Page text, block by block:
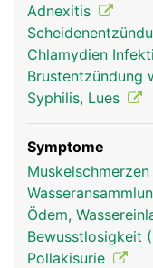
zur Ausscheidung
Geschlechtsorgane
Frau
Adnexitis
Chlamydien
Brustentzündung
Syphilis, Lues
Symptome
Muskelschmerzen
Ödem,
Bewusstlosigkeit
Pollakisurie